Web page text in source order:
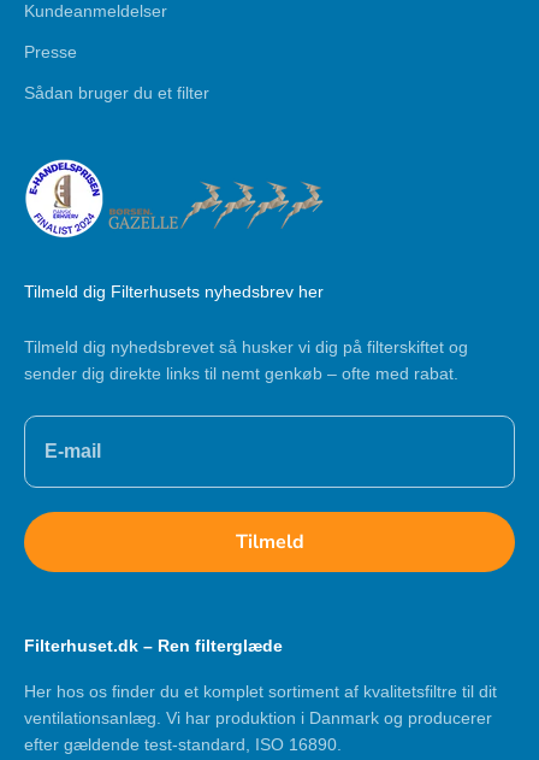
Kundeanmeldelser
Presse
Sådan bruger du et filter
Tilmeld dig Filterhusets nyhedsbrev her
Tilmeld dig nyhedsbrevet så husker vi dig på filterskiftet og
sender dig direkte links til nemt genkøb – ofte med rabat.
Tilmeld
Filterhuset.dk – Ren filterglæde
Her hos os finder du et komplet sortiment af kvalitetsfiltre til dit
ventilationsanlæg. Vi har produktion i Danmark og producerer
efter gældende test-standard, ISO 16890.